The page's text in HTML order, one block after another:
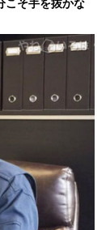
こそ手を抜かな